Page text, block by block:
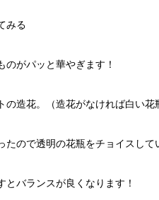
みる
がパッと華やぎます！
造花。（造花がなければ白い花
ので透明の花瓶をチョイスして
バランスが良くなります！